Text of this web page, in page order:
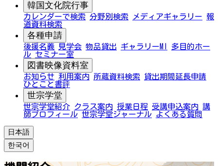
韓国文化院行事
カレンダーで検索 分野別検索 メディアギャラリー 報
道資料検索
各種申請
後援名義 見学会 物品貸出 ギャラリーMI
多目的ホー
ル セミナー室
図書映像資料室
お知らせ 利用案内 所蔵資料検索
貸出期間延長申請
ひとこと書評
世宗学堂
世宗学堂紹介 クラス案内 授業日程 受講申込案内 講
師プロフィール 世宗学堂ジャーナル よくある質問
日本語
한국어